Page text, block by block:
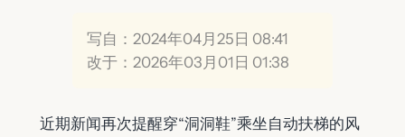
写自：2024年04月25日 08:41
改于：2026年03月01日 01:38
近期新闻再次提醒穿“洞洞鞋”乘坐自动扶梯的风